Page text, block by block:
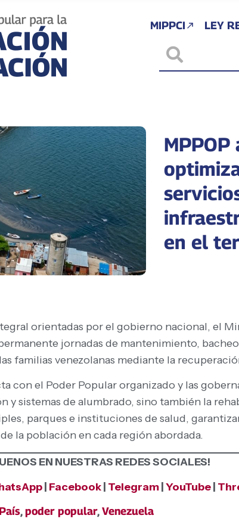
MIPPCI LEY
en el
orientadas por el gobierno nacional, el
jornadas de mantenimiento,
familias venezolanas mediante la
con el Poder Popular organizado y las
y sistemas de alumbrado, sino también la
parques e instituciones de salud,
la población en cada región abordada.
EN NUESTRAS REDES SOCIALES!
Facebook Telegram YouTube
País,poder popular,Venezuela